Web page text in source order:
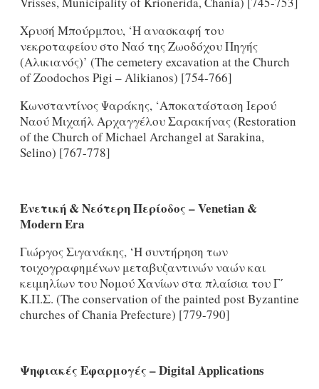
Χρυσή Μπούρμπου, ‘H ανασκαφή του
νεκροταφείου στο Ναό της Ζωοδόχου Πηγής
(Αλικιανός)’ (The cemetery excavation at the Church
of Zoodochos Pigi – Alikianos) [754-766]
Κωνσταντίνος Ψαράκης, ‘Αποκατάσταση Ιερού
Ναού Μιχαήλ Αρχαγγέλου Σαρακήνας (Restoration
of the Church of Michael Archangel at Sarakina,
Selino) [767-778]
Ενετική & Νεότερη Περίοδος –Venetian&
ModernEra
Γιώργος Σιγανάκης, ‘Η συντήρηση των
τοιχογραφημένων μεταβυζαντινών ναών και
κειμηλίων του Νομού Χανίων στα πλαίσια του Γ΄
Κ.Π.Σ. (The conservation of the painted post Byzantine
churches of Chania Prefecture) [779-790]
Ψηφιακές Εφαρμογές –DigitalApplications